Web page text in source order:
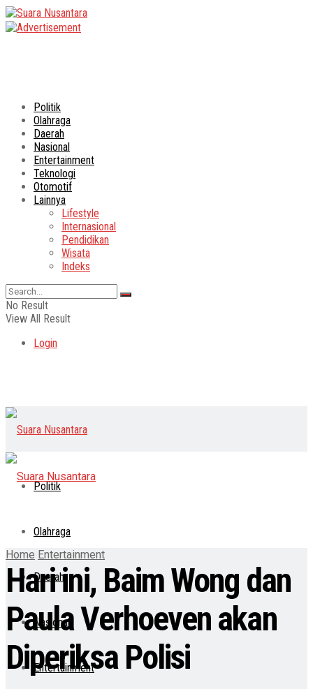
Politik
Olahraga
Daerah
Nasional
Entertainment
Teknologi
Otomotif
Lainnya
Lifestyle
Internasional
Pendidikan
Wisata
Indeks
No Result
View All Result
Login
Politik
Olahraga
Daerah
Nasional
Entertainment
Home Entertainment
Hari ini, Baim Wong dan
Paula Verhoeven akan
Diperiksa Polisi